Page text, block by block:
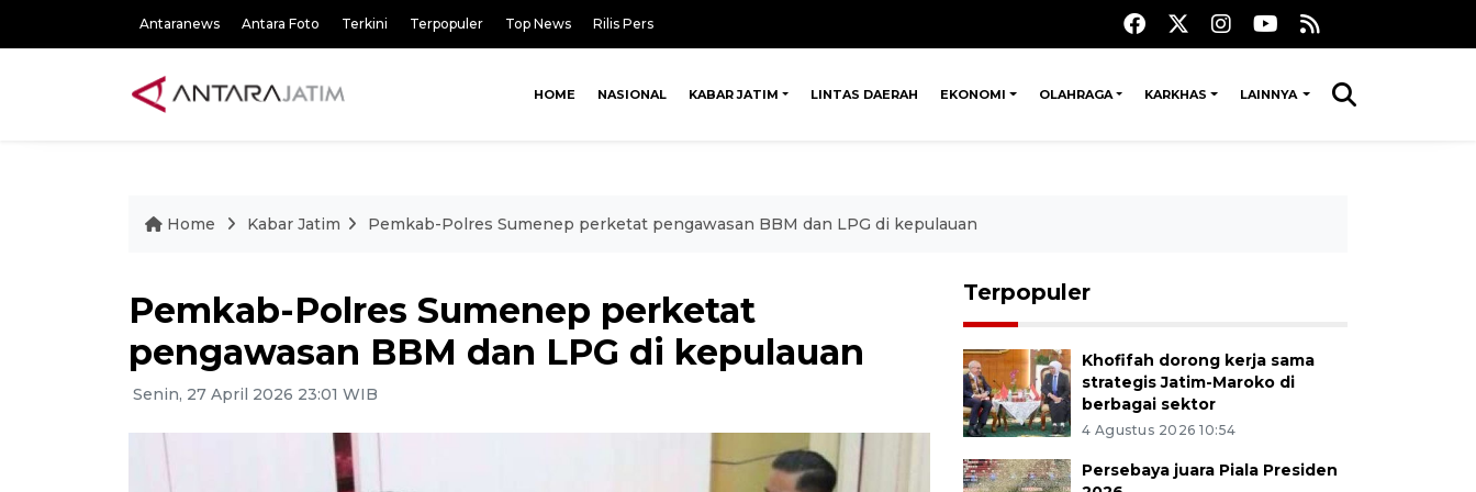
Antaranews Antara Foto Terkini Terpopuler Top News Rilis Pers
HOME NASIONAL KABAR JATIM LINTAS DAERAH EKONOMI OLAHRAGA KARKHAS LAINNYA
Home Kabar Jatim Pemkab-Polres Sumenep perketat pengawasan BBM dan LPG di kepulauan
Pemkab-Polres Sumenep perketat
pengawasan BBM dan LPG di kepulauan
Senin, 27 April 2026 23:01 WIB
Terpopuler
Khofifah dorong kerja sama
strategis Jatim-Maroko di
berbagai sektor
4 Agustus 2026 10:54
Persebaya juara Piala Presiden